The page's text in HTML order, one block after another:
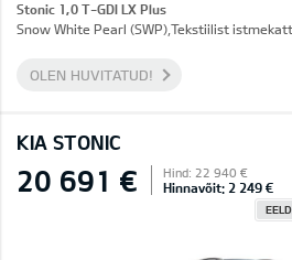
Stonic 1,0 T-GDI LX Plus
Snow White Pearl (SWP),Tekstiilist
OLEN HUVITATUD!
KIA STONIC
20 691 € Hind: 22 940 €
Hinnavõit: 2 249 €